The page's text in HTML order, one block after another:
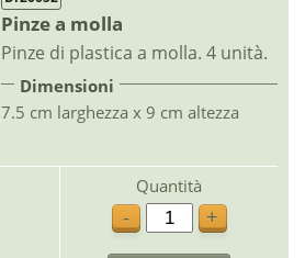
Pinze a molla
Pinze di plastica a molla. 4 unità.
Dimensioni
7.5 cm larghezza x 9 cm altezza
Quantità
-
+